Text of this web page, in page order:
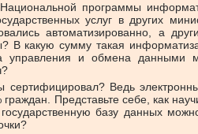
программы
услуг в других
автоматизированно, а
В какую сумму такая
управления и обмена
Ведь
Представьте себе, как
базу данных